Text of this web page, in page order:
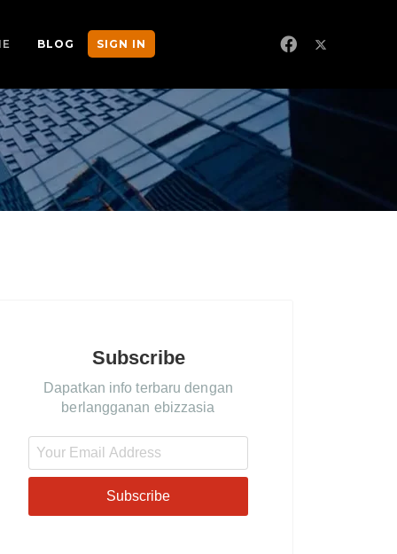
BLOG SIGN IN
Subscribe
Dapatkan info terbaru dengan
berlangganan ebizzasia
Subscribe